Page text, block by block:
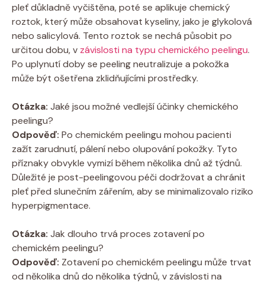
pleť důkladně vyčištěna, poté se aplikuje chemický
roztok, který může obsahovat kyseliny, jako je glykolová
nebo salicylová. Tento roztok se nechá působit po
určitou dobu, v závislosti na typu chemického peelingu.
Po uplynutí doby se peeling neutralizuje a pokožka
může být ošetřena zklidňujícími prostředky.
Otázka: Jaké jsou možné vedlejší účinky chemického
peelingu?
Odpověď: Po chemickém peelingu mohou pacienti
zažít zarudnutí, pálení nebo olupování pokožky. Tyto
příznaky obvykle vymizí během několika dnů až týdnů.
Důležité je post-peelingovou péči dodržovat a chránit
pleť před slunečním zářením, aby se minimalizovalo riziko
hyperpigmentace.
Otázka: Jak dlouho trvá proces zotavení po
chemickém peelingu?
Odpověď: Zotavení po chemickém peelingu může trvat
od několika dnů do několika týdnů, v závislosti na